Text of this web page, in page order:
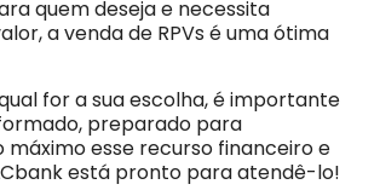
quem deseja e necessita
a venda de RPVs é uma ótima
for a sua escolha, é importante
preparado para
esse recurso financeiro e
está pronto para atendê-lo!